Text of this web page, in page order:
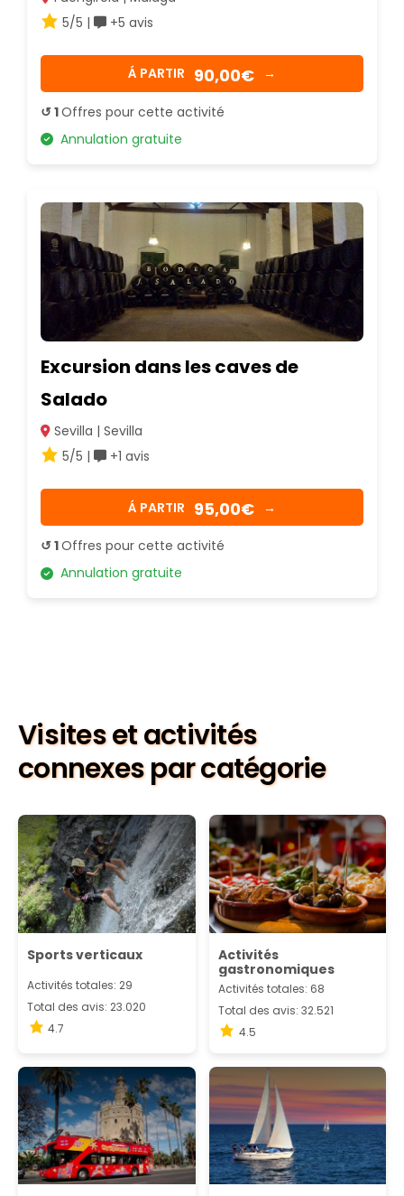
5/5 |
+5 avis
Á PARTIR 90,00€ →
↺ 1Offres pour cette activité
Annulation gratuite
Excursion dans les caves de
Salado
Sevilla | Sevilla
5/5 |
+1 avis
Á PARTIR 95,00€ →
↺ 1Offres pour cette activité
Annulation gratuite
Visites et activités
connexes par catégorie
Sports verticaux
Activités totales: 29
Total des avis: 23.020
4.7
Activités
gastronomiques
Activités totales: 68
Total des avis: 32.521
4.5